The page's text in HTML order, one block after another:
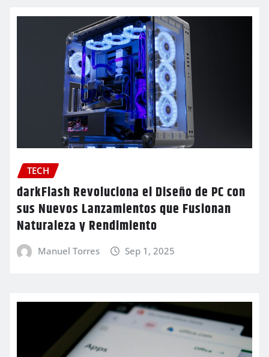
TECH
darkFlash Revoluciona el Diseño de PC con
sus Nuevos Lanzamientos que Fusionan
Naturaleza y Rendimiento
Manuel Torres Sep 1, 2025